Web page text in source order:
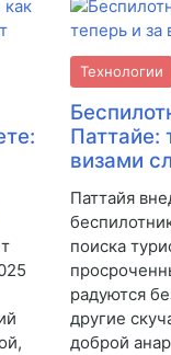
Технологии
Паттайе:
визами
Паттайя
поиска
радуются
другие
доброй